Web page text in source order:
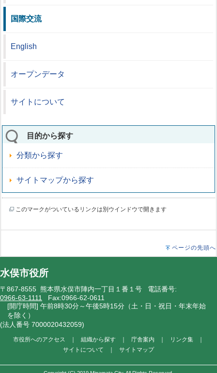
国際交流
English
オープンデータ
サイトについて
目的から探す
分類から探す
サイトマップから探す
このマークがついているリンクは別ウインドウで開きます
ページの先頭へ
水俣市役所
〒867-8555 熊本県水俣市陣内一丁目１番１号 電話番号:
0966-63-1111 Fax:0966-62-0611
[開庁時間] 午前8時30分～午後5時15分（土・日・祝日・年末年始
を除く）
(法人番号 7000020432059)
市役所へのアクセス 組織から探す 庁舎案内 リンク集
サイトについて
サイトマップ